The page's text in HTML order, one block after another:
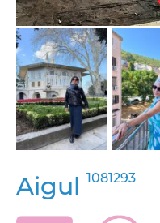
Aigul 1081293